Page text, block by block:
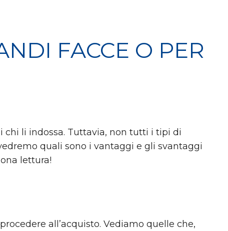
FACCE O PER
chi li indossa. Tuttavia, non tutti i tipi di
quali sono i vantaggi e gli svantaggi
lettura!
all’acquisto. Vediamo quelle che,